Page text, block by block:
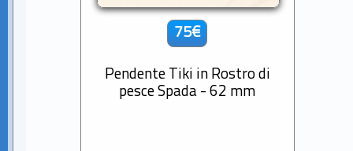
75€
Pendente Tiki in Rostro di
pesce Spada - 62 mm